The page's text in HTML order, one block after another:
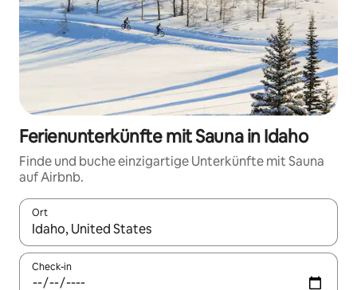
Ferienunterkünfte mit Sauna in Idaho
Finde und buche einzigartige Unterkünfte mit Sauna
auf Airbnb.
Ort
Wenn Ergebnisse verfügbar sind, navigiere mit den
Check-in